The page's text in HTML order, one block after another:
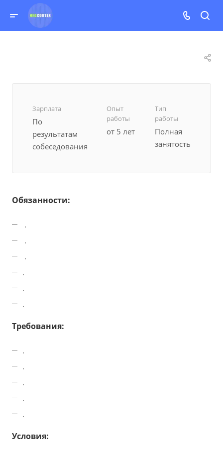
Зарплата
По
результатам
собеседования
Опыт
работы
от 5 лет
Тип
работы
Полная
занятость
Обязанности:
.
.
.
.
.
.
Требования:
.
.
.
.
.
Условия: